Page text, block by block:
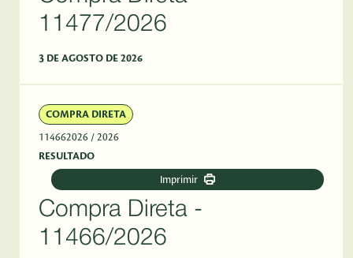
11477/2026
3 DE AGOSTO DE 2026
COMPRA DIRETA
114662026 / 2026
RESULTADO
Imprimir
Compra Direta -
11466/2026